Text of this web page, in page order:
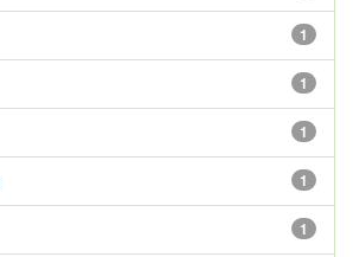
1
1
1
1
1